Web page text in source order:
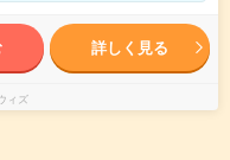
詳しく見る
ィズ